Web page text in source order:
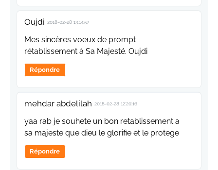
Oujdi 2018-02-28 13:14:57
Mes sincères voeux de prompt
rétablissement à Sa Majesté. Oujdi
Répondre
mehdar abdelilah 2018-02-28 12:20:16
yaa rab je souhete un bon retablissement a
sa majeste que dieu le glorifie et le protege
Répondre